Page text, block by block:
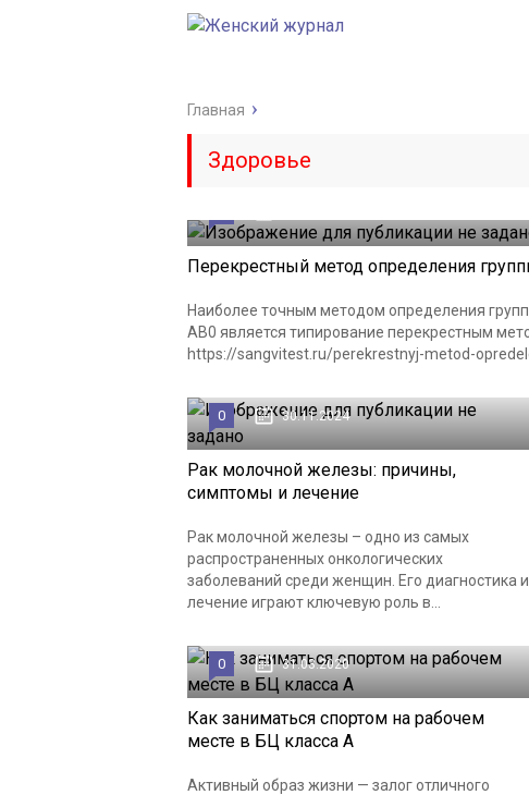
Главная
Здоровье
Перекрестный метод определения
Наиболее точным методом определения
AB0 является типирование перекрестным
https://sangvitest.ru/perekrestnyj-metod-
0 30.11.2024
Рак молочной железы: причины,
симптомы и лечение
Рак молочной железы – одно из самых
распространенных онкологических
заболеваний среди женщин. Его диагностика и
лечение играют ключевую роль в...
0 31.03.2020
Как заниматься спортом на рабочем
месте в БЦ класса А
Активный образ жизни — залог отличного